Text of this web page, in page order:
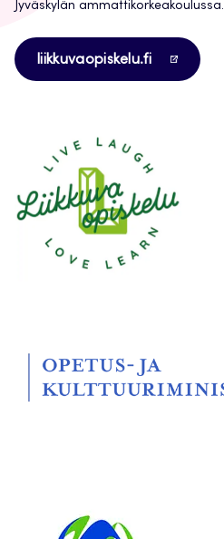
Jyväskylän ammattikorkeakoulussa.
liikkuvaopiskelu.fi
Avautuu
uuteen